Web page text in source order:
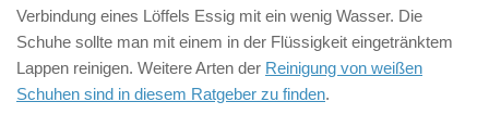
Verbindung eines Löffels Essig mit ein wenig Wasser. Die
Schuhe sollte man mit einem in der Flüssigkeit eingetränktem
Lappen reinigen. Weitere Arten der Reinigung von weißen
Schuhen sind in diesem Ratgeber zu finden.